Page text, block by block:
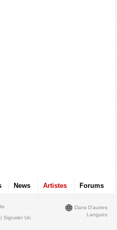
News Artistes Forums
Dans D'autres
Langues
|Signaler Un